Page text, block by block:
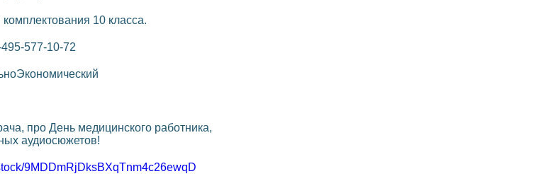
10 класса.
577-10-72
про День медицинского работника,
аудиосюжетов!
9MDDmRjDksBXqTnm4c26ewqD